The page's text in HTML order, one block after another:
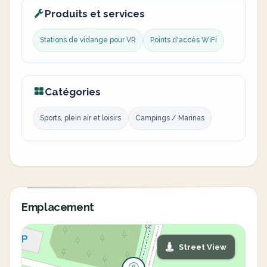
Produits et services
Stations de vidange pour VR Points d'accès WiFi
Catégories
Sports, plein air et loisirs Campings / Marinas
Emplacement
Street View